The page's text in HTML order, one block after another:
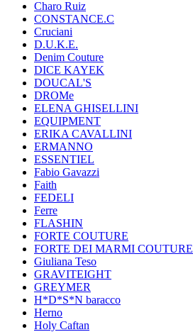
Charo Ruiz
CONSTANCE.C
Cruciani
D.U.K.E.
Denim Couture
DICE KAYEK
DOUCAL'S
DROMe
ELENA GHISELLINI
EQUIPMENT
ERIKA CAVALLINI
ERMANNO
ESSENTIEL
Fabio Gavazzi
Faith
FEDELI
Ferre
FLASHIN
FORTE COUTURE
FORTE DEI MARMI COUTURE
Giuliana Teso
GRAVITEIGHT
GREYMER
H*D*S*N baracco
Herno
Holy Caftan